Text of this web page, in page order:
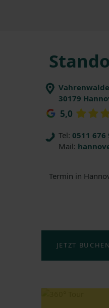
30179
5,0
Tel: 0511 676
Mail:
Termin in
JETZT BUCHEN